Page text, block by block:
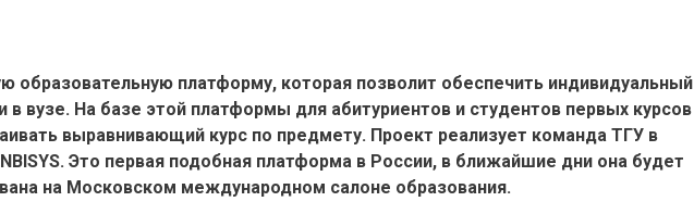
образовательную платформу, которая позволит обеспечить индивидуальный
в вузе. На базе этой платформы для абитуриентов и студентов первых курсов
выравнивающий курс по предмету. Проект реализует команда ТГУ в
Это первая подобная платформа в России, в ближайшие дни она будет
на Московском международном салоне образования.